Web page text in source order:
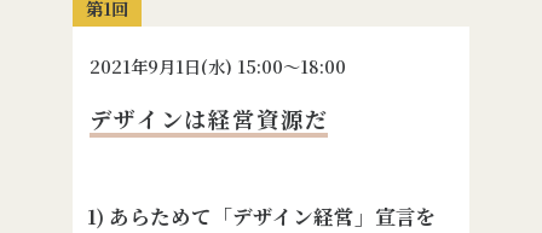
第1回
2021年9月1日(水) 15:00〜18:00
デザインは経営資源だ
1) あらためて「デザイン経営」宣言を